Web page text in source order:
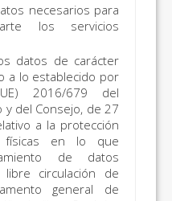
necesarios para
los servicios
datos de carácter
a lo establecido por
2016/679 del
y del Consejo, de 27
a la protección
en lo que
de datos
circulación de
general de